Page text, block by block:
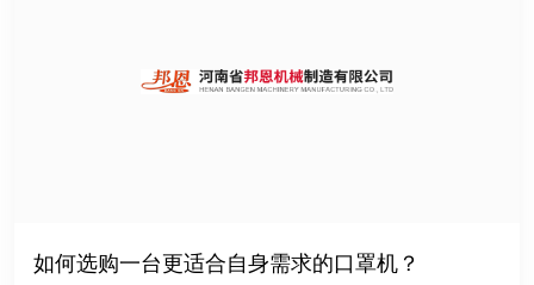
如何选购一台更适合自身需求的口罩机？